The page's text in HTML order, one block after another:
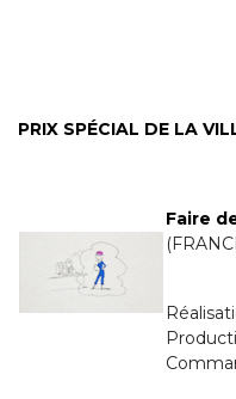
PRIX SPÉCIAL DE LA
Faire